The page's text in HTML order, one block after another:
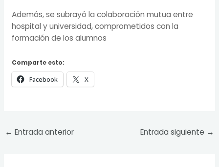
Además, se subrayó la colaboración mutua entre
hospital y universidad, comprometidos con la
formación de los alumnos
Comparte esto:
Facebook X
← Entrada anterior Entrada siguiente →